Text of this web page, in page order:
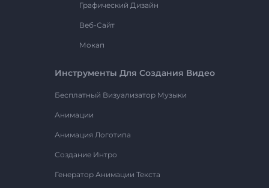
Графический Дизайн
Веб-Сайт
Мокап
Инструменты Для Создания Видео
Бесплатный Визуализатор Музыки
Анимации
Анимация Логотипа
Создание Интро
Генератор Анимации Текста